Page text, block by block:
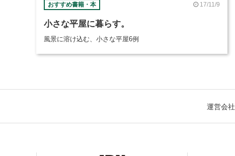
おすすめ書籍・本 17/11/9
小さな平屋に暮らす。
風景に溶け込む、小さな平屋6例
運営会社